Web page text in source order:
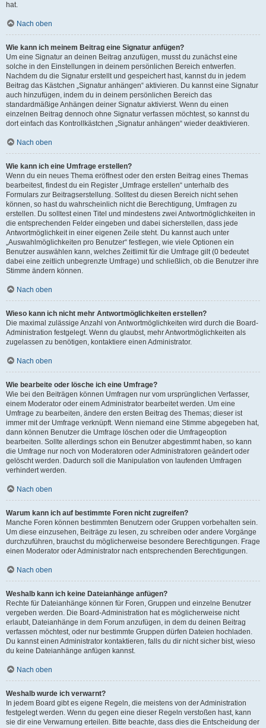
hat.
Nach oben
Wie kann ich meinem Beitrag eine Signatur anfügen?
Um eine Signatur an deinen Beitrag anzufügen, musst du zunächst eine
solche in den Einstellungen in deinem persönlichen Bereich entwerfen.
Nachdem du die Signatur erstellt und gespeichert hast, kannst du in jedem
Beitrag das Kästchen „Signatur anhängen“ aktivieren. Du kannst eine Signatur
auch hinzufügen, indem du in deinem persönlichen Bereich das
standardmäßige Anhängen deiner Signatur aktivierst. Wenn du einen
einzelnen Beitrag dennoch ohne Signatur verfassen möchtest, so kannst du
dort einfach das Kontrollkästchen „Signatur anhängen“ wieder deaktivieren.
Nach oben
Wie kann ich eine Umfrage erstellen?
Wenn du ein neues Thema eröffnest oder den ersten Beitrag eines Themas
bearbeitest, findest du ein Register „Umfrage erstellen“ unterhalb des
Formulars zur Beitragserstellung. Solltest du diesen Bereich nicht sehen
können, so hast du wahrscheinlich nicht die Berechtigung, Umfragen zu
erstellen. Du solltest einen Titel und mindestens zwei Antwortmöglichkeiten in
die entsprechenden Felder eingeben und dabei sicherstellen, dass jede
Antwortmöglichkeit in einer eigenen Zeile steht. Du kannst auch unter
„Auswahlmöglichkeiten pro Benutzer“ festlegen, wie viele Optionen ein
Benutzer auswählen kann, welches Zeitlimit für die Umfrage gilt (0 bedeutet
dabei eine zeitlich unbegrenzte Umfrage) und schließlich, ob die Benutzer ihre
Stimme ändern können.
Nach oben
Wieso kann ich nicht mehr Antwortmöglichkeiten erstellen?
Die maximal zulässige Anzahl von Antwortmöglichkeiten wird durch die Board-
Administration festgelegt. Wenn du glaubst, mehr Antwortmöglichkeiten als
zugelassen zu benötigen, kontaktiere einen Administrator.
Nach oben
Wie bearbeite oder lösche ich eine Umfrage?
Wie bei den Beiträgen können Umfragen nur vom ursprünglichen Verfasser,
einem Moderator oder einem Administrator bearbeitet werden. Um eine
Umfrage zu bearbeiten, ändere den ersten Beitrag des Themas; dieser ist
immer mit der Umfrage verknüpft. Wenn niemand eine Stimme abgegeben hat,
dann können Benutzer die Umfrage löschen oder die Umfrageoption
bearbeiten. Sollte allerdings schon ein Benutzer abgestimmt haben, so kann
die Umfrage nur noch von Moderatoren oder Administratoren geändert oder
gelöscht werden. Dadurch soll die Manipulation von laufenden Umfragen
verhindert werden.
Nach oben
Warum kann ich auf bestimmte Foren nicht zugreifen?
Manche Foren können bestimmten Benutzern oder Gruppen vorbehalten sein.
Um diese einzusehen, Beiträge zu lesen, zu schreiben oder andere Vorgänge
durchzuführen, brauchst du möglicherweise besondere Berechtigungen. Frage
einen Moderator oder Administrator nach entsprechenden Berechtigungen.
Nach oben
Weshalb kann ich keine Dateianhänge anfügen?
Rechte für Dateianhänge können für Foren, Gruppen und einzelne Benutzer
vergeben werden. Die Board-Administration hat es möglicherweise nicht
erlaubt, Dateianhänge in dem Forum anzufügen, in dem du deinen Beitrag
verfassen möchtest, oder nur bestimmte Gruppen dürfen Dateien hochladen.
Du kannst einen Administrator kontaktieren, falls du dir nicht sicher bist, wieso
du keine Dateianhänge anfügen kannst.
Nach oben
Weshalb wurde ich verwarnt?
In jedem Board gibt es eigene Regeln, die meistens von der Administration
festgelegt werden. Wenn du gegen eine dieser Regeln verstoßen hast, kann
sie dir eine Verwarnung erteilen. Bitte beachte, dass dies die Entscheidung der